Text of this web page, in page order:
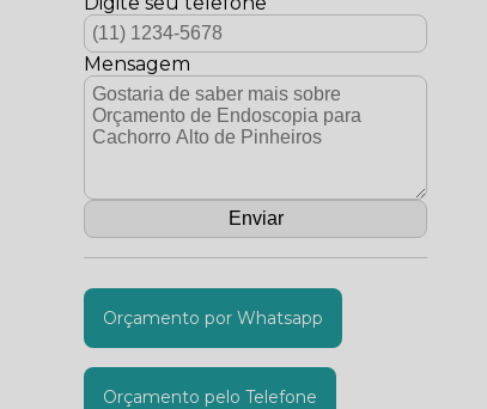
Mensagem
Orçamento por Whatsapp
Orçamento pelo Telefone